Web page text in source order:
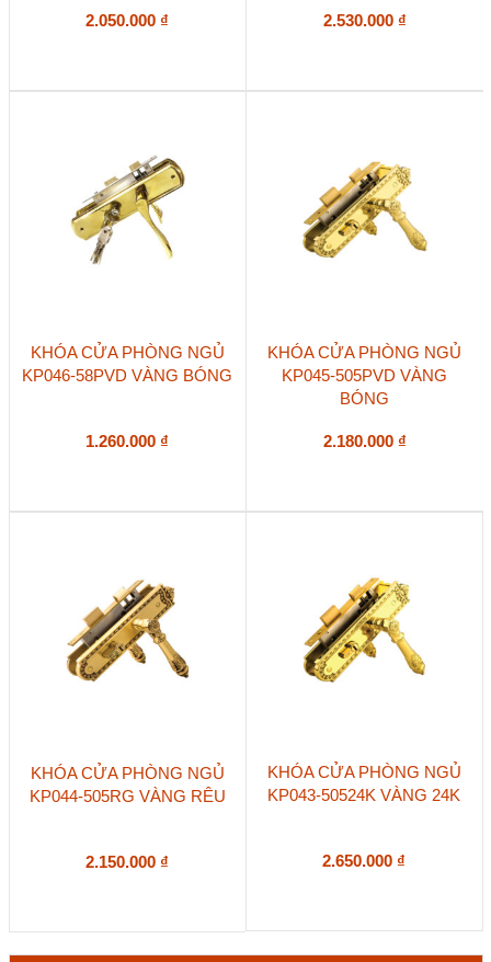
2.050.000 ₫ 2.530.000 ₫
KHÓA CỬA PHÒNG NGỦ
KP046-58PVD VÀNG BÓNG
1.260.000 ₫
KHÓA CỬA PHÒNG NGỦ
KP045-505PVD VÀNG
BÓNG
2.180.000 ₫
KHÓA CỬA PHÒNG NGỦ
KP044-505RG VÀNG RÊU
2.150.000 ₫
KHÓA CỬA PHÒNG NGỦ
KP043-50524K VÀNG 24K
2.650.000 ₫